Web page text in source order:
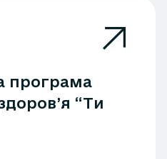
програма
“Ти